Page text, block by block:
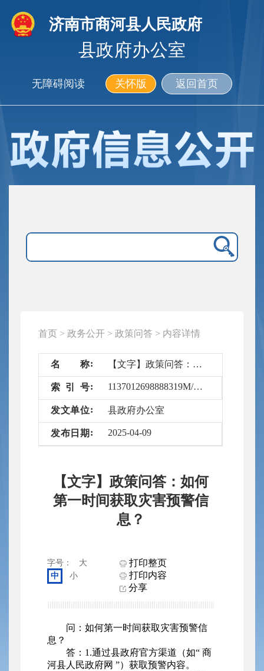
济南市商河县人民政府
县政府办公室
无障碍阅读 关怀版 返回首页
首页 > 政务公开 > 政策问答 > 内容详情
名 称 【文字】政策问答：如何第一时间获取灾害预警信息？
索 引 号 1137012698888319M/2025-6672957
发文单位 县政府办公室
发布 日 期 2025-04-09
【文字】政策问答：如何
第一时间获取灾害预警信
息？
字号：
大
中
小
打印整页
打印内容
分享
问：如何第一时间获取灾害预警信
息？
答：1.通过县政府官方渠道（如“ 商
河县人民政府网 ”）获取预警内容。